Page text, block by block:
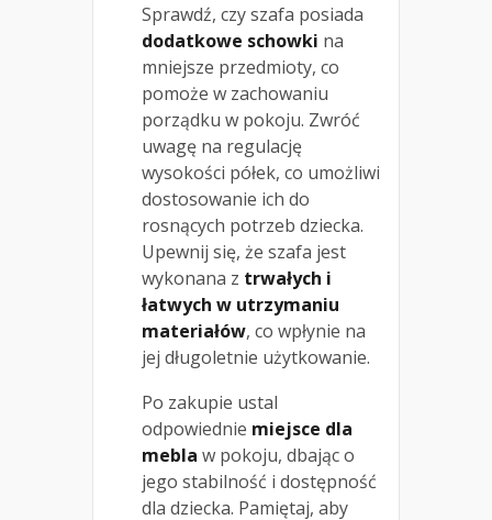
Sprawdź, czy szafa posiada
dodatkowe schowki na
mniejsze przedmioty, co
pomoże w zachowaniu
porządku w pokoju. Zwróć
uwagę na regulację
wysokości półek, co umożliwi
dostosowanie ich do
rosnących potrzeb dziecka.
Upewnij się, że szafa jest
wykonana z trwałych i
łatwych w utrzymaniu
materiałów, co wpłynie na
jej długoletnie użytkowanie.
Po zakupie ustal
odpowiednie miejsce dla
mebla w pokoju, dbając o
jego stabilność i dostępność
dla dziecka. Pamiętaj, aby